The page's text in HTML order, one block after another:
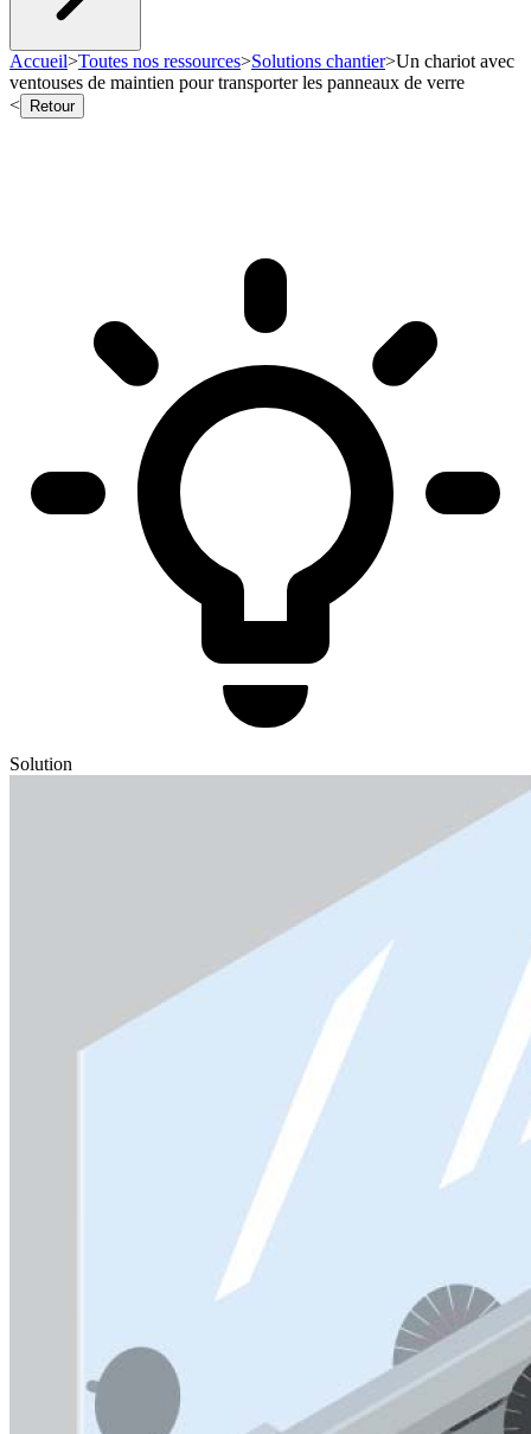
Accueil>Toutes nos ressources>Solutions chantier>Un chariot avec
ventouses de maintien pour transporter les panneaux de verre
<
Retour
Solution